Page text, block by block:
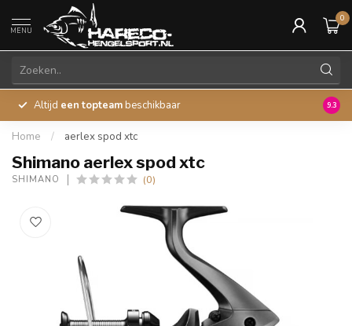
MENU
0
Altijd een topteam beschikbaar 45
9.3
Home / aerlex spod xtc
Shimano aerlex spod xtc
SHIMANO (0)